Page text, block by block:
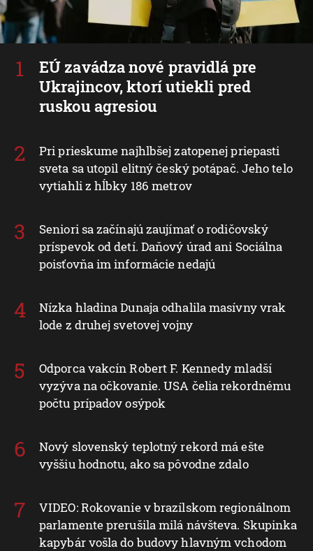
EÚ zavádza nové pravidlá pre
Ukrajincov, ktorí utiekli pred
ruskou agresiou
Pri prieskume najhlbšej zatopenej priepasti
sveta sa utopil elitný český potápač. Jeho telo
vytiahli z hĺbky 186 metrov
Seniori sa začínajú zaujímať o rodičovský
príspevok od detí. Daňový úrad ani Sociálna
poisťovňa im informácie nedajú
Nízka hladina Dunaja odhalila masívny vrak
lode z druhej svetovej vojny
Odporca vakcín Robert F. Kennedy mladší
vyzýva na očkovanie. USA čelia rekordnému
počtu prípadov osýpok
Nový slovenský teplotný rekord má ešte
vyššiu hodnotu, ako sa pôvodne zdalo
VIDEO: Rokovanie v brazílskom regionálnom
parlamente prerušila milá návšteva. Skupinka
kapybár vošla do budovy hlavným vchodom